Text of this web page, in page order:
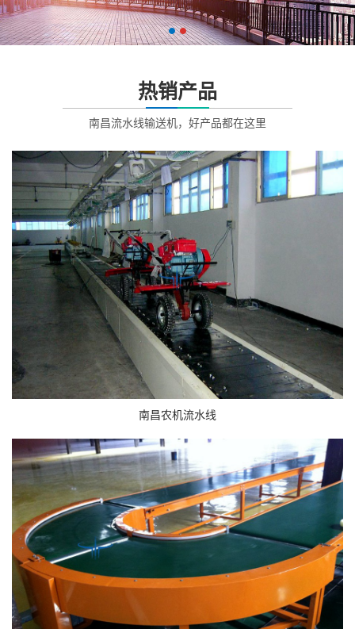
热销产品
南昌流水线输送机，好产品都在这里
南昌农机流水线